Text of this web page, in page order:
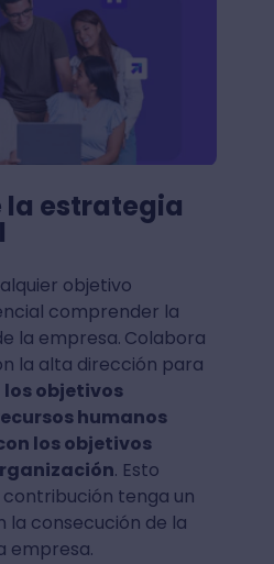
la estrategia
objetivo
comprender la
la empresa. Colabora
la alta dirección para
los objetivos
humanos
los objetivos
. Esto
tenga un
consecución de la
empresa.